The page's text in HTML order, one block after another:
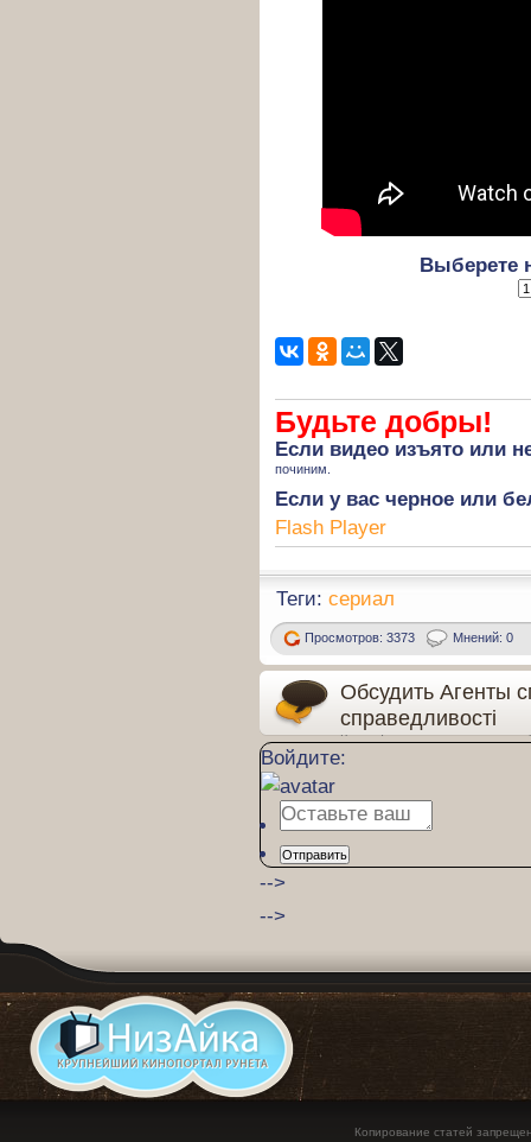
Выберете
Будьте добры!
Если видео изъято или
починим.
Если у вас черное или
Flash Player
Теги: сериал
Просмотров: 3373 Мнений: 0
Обсудить Агенты
справедливості
Кстати! после просмотра не
фильм. Ваше мнение важно.
Войдите:
Отправить
-->
-->
Копирование статей